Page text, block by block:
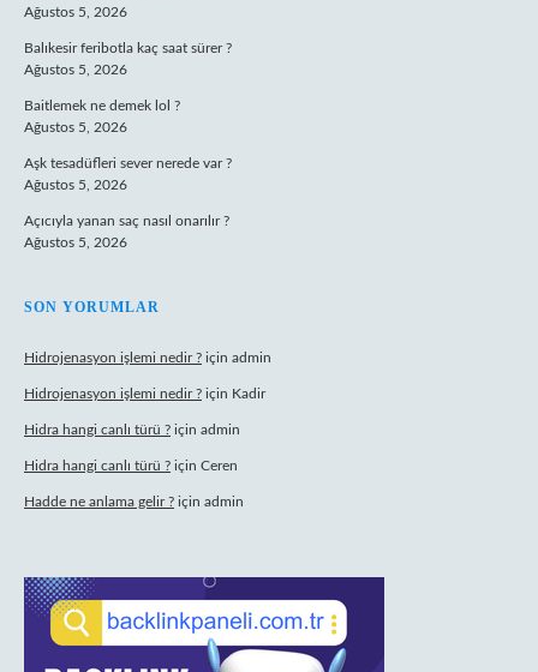
Ağustos 5, 2026
Balıkesir feribotla kaç saat sürer ?
Ağustos 5, 2026
Baitlemek ne demek lol ?
Ağustos 5, 2026
Aşk tesadüfleri sever nerede var ?
Ağustos 5, 2026
Açıcıyla yanan saç nasıl onarılır ?
Ağustos 5, 2026
SON YORUMLAR
Hidrojenasyon işlemi nedir ? için admin
Hidrojenasyon işlemi nedir ? için Kadir
Hidra hangi canlı türü ? için admin
Hidra hangi canlı türü ? için Ceren
Hadde ne anlama gelir ? için admin